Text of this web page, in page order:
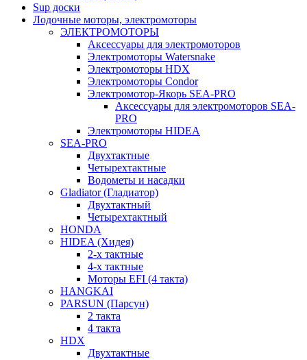
Sup доски
Лодочные моторы, электромоторы
ЭЛЕКТРОМОТОРЫ
Аксессуары для электромоторов
Электромоторы Watersnake
Электромоторы HDX
Электромоторы Condor
Электромотор-Якорь SEA-PRO
Аксессуары для электромоторов SEA-
PRO
Электромоторы HIDEA
SEA-PRO
Двухтактные
Четырехтактные
Водометы и насадки
Gladiator (Гладиатор)
Двухтактный
Четырехтактный
HONDA
HIDEA (Хидея)
2-х тактные
4-х тактные
Моторы EFI (4 такта)
HANGKAI
PARSUN (Парсун)
2 такта
4 такта
HDX
Двухтактные